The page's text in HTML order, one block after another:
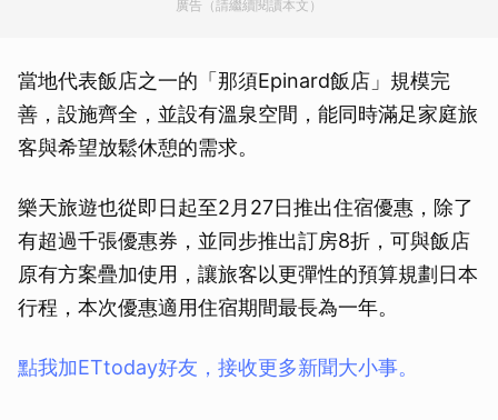
廣告（請繼續閱讀本文）
當地代表飯店之一的「那須Epinard飯店」規模完
善，設施齊全，並設有溫泉空間，能同時滿足家庭旅
客與希望放鬆休憩的需求。
樂天旅遊也從即日起至2月27日推出住宿優惠，除了
有超過千張優惠券，並同步推出訂房8折，可與飯店
原有方案疊加使用，讓旅客以更彈性的預算規劃日本
行程，本次優惠適用住宿期間最長為一年。
點我加ETtoday好友，接收更多新聞大小事。